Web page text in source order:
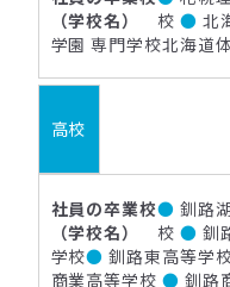
校●北
学園 専門学校北海道
高校
● 釧路
校●釧
学校● 釧路東高等学
商業高等学校 ● 釧路